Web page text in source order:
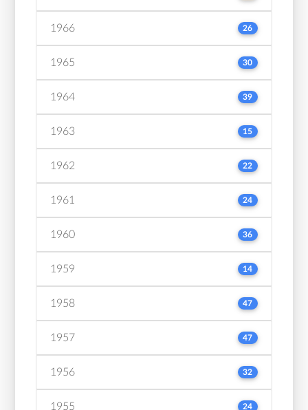
1966 26
1965 30
1964 39
1963 15
1962 22
1961 24
1960 36
1959 14
1958 47
1957 47
1956 32
1955 24